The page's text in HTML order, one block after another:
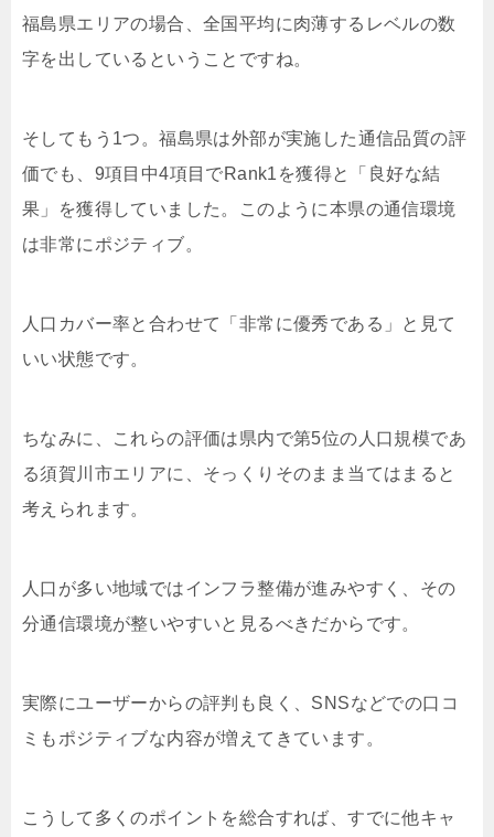
福島県エリアの場合、全国平均に肉薄するレベルの数
字を出しているということですね。
そしてもう1つ。福島県は外部が実施した通信品質の評
価でも、9項目中4項目でRank1を獲得と「良好な結
果」を獲得していました。このように本県の通信環境
は非常にポジティブ。
人口カバー率と合わせて「非常に優秀である」と見て
いい状態です。
ちなみに、これらの評価は県内で第5位の人口規模であ
る須賀川市エリアに、そっくりそのまま当てはまると
考えられます。
人口が多い地域ではインフラ整備が進みやすく、その
分通信環境が整いやすいと見るべきだからです。
実際にユーザーからの評判も良く、SNSなどでの口コ
ミもポジティブな内容が増えてきています。
こうして多くのポイントを総合すれば、すでに他キャ